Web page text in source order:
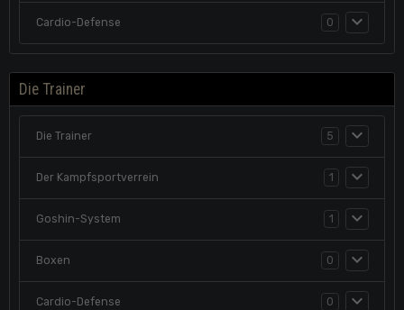
Cardio-Defense 0
Die Trainer
Die Trainer 5
Der Kampfsportverrein 1
Goshin-System 1
Boxen 0
Cardio-Defense 0